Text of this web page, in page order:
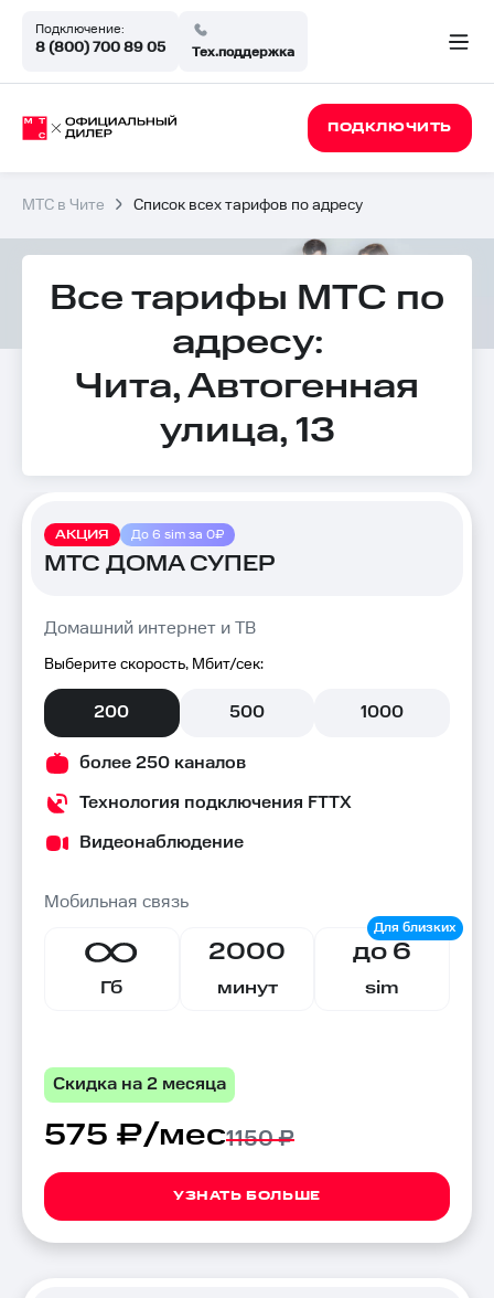
Подключение:
8 (800) 700 89 05 Тех.поддержка
ПОДКЛЮЧИТЬ
МТС в Чите Список всех тарифов по адресу
Все тарифы МТС по
адресу:
Чита, Автогенная
улица, 13
АКЦИЯ До 6 sim за 0₽
МТС ДОМА СУПЕР
Домашний интернет и ТВ
Выберите скорость, Мбит/сек:
200 500 1000
более 250 каналов
Технология подключения FTTX
Видеонаблюдение
Мобильная связь
Гб
2000
минут
до 6
sim
Скидка на 2 месяца
575 ₽/мес1150 ₽
УЗНАТЬ БОЛЬШЕ